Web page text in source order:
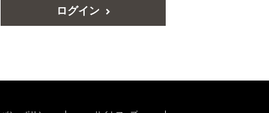
ログイン